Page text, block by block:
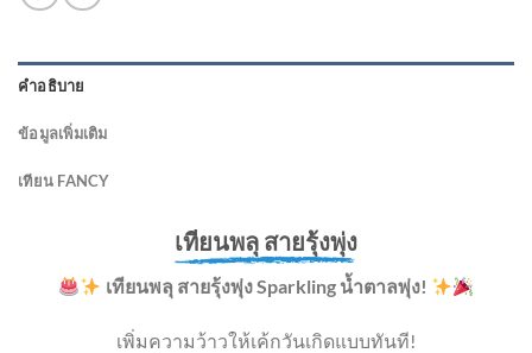
คำอธิบาย
ข้อมูลเพิ่มเติม
เทียน FANCY
เทียนพลุ สายรุ้งพุ่ง
เทียนพลุ สายรุ้งพุ่งSparkling น้ำตาลพุ่ง!
เพิ่มความว้าวให้เค้กวันเกิดแบบทันที!